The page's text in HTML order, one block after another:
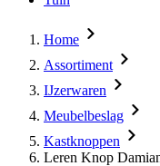
Home
Assortiment
IJzerwaren
Meubelbeslag
Kastknoppen
Leren Knop